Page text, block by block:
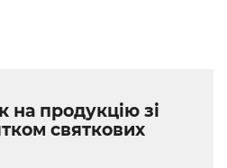
на продукцію зі
святкових